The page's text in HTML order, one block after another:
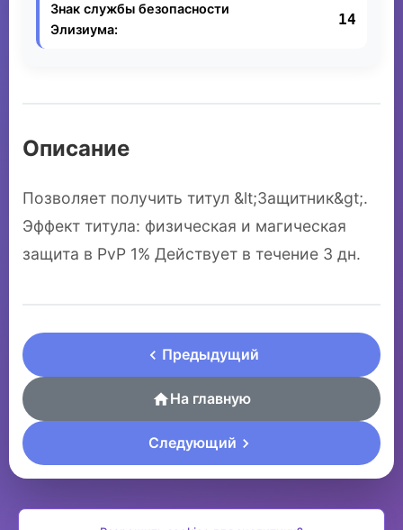
Знак службы безопасности
Элизиума:
14
Описание
Позволяет получить титул &lt;Защитник&gt;.
Эффект титула: физическая и магическая
защита в PvP 1% Действует в течение 3 дн.
Предыдущий
На главную
Следующий